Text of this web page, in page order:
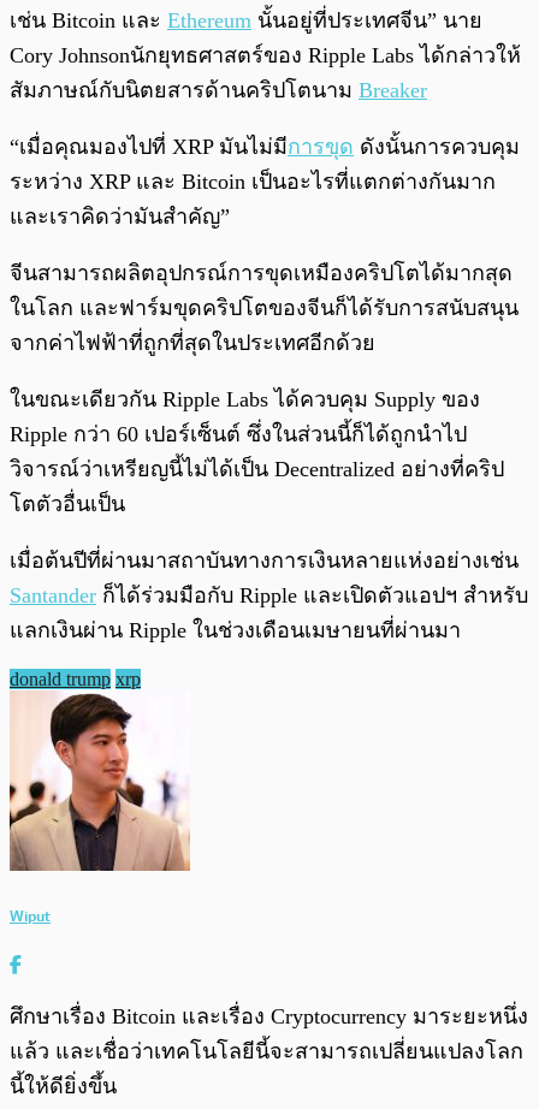
เช่น Bitcoin และ Ethereum นั้นอยู่ที่ประเทศจีน” นาย
Cory Johnsonนักยุทธศาสตร์ของ Ripple Labs ได้กล่าวให้
สัมภาษณ์กับนิตยสารด้านคริปโตนาม Breaker
“เมื่อคุณมองไปที่ XRP มันไม่มีการขุด ดังนั้นการควบคุม
ระหว่าง XRP และ Bitcoin เป็นอะไรที่แตกต่างกันมาก
และเราคิดว่ามันสำคัญ”
จีนสามารถผลิตอุปกรณ์การขุดเหมืองคริปโตได้มากสุด
ในโลก และฟาร์มขุดคริปโตของจีนก็ได้รับการสนับสนุน
จากค่าไฟฟ้าที่ถูกที่สุดในประเทศอีกด้วย
ในขณะเดียวกัน Ripple Labs ได้ควบคุม Supply ของ
Ripple กว่า 60 เปอร์เซ็นต์ ซึ่งในส่วนนี้ก็ได้ถูกนำไป
วิจารณ์ว่าเหรียญนี้ไม่ได้เป็น Decentralized อย่างที่คริป
โตตัวอื่นเป็น
เมื่อต้นปีที่ผ่านมาสถาบันทางการเงินหลายแห่งอย่างเช่น
Santander ก็ได้ร่วมมือกับ Ripple และเปิดตัวแอปฯ สำหรับ
แลกเงินผ่าน Ripple ในช่วงเดือนเมษายนที่ผ่านมา
donald trump xrp
Wiput
ศึกษาเรื่อง Bitcoin และเรื่อง Cryptocurrency มาระยะหนึ่ง
แล้ว และเชื่อว่าเทคโนโลยีนี้จะสามารถเปลี่ยนแปลงโลก
นี้ให้ดียิ่งขึ้น